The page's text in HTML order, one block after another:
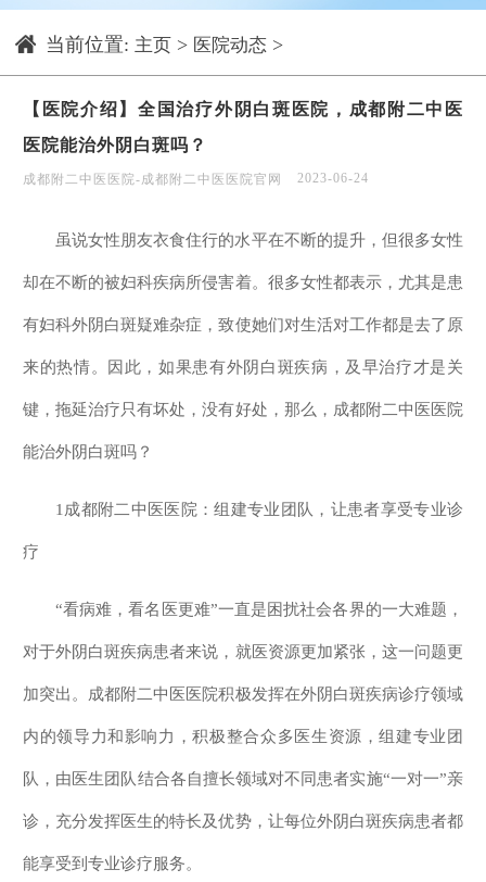
当前位置: 主页 > 医院动态 >
【医院介绍】全国治疗外阴白斑医院，成都附二中医
医院能治外阴白斑吗？
成都附二中医医院-成都附二中医医院官网 2023-06-24
虽说女性朋友衣食住行的水平在不断的提升，但很多女性
却在不断的被妇科疾病所侵害着。很多女性都表示，尤其是患
有妇科外阴白斑疑难杂症，致使她们对生活对工作都是去了原
来的热情。因此，如果患有外阴白斑疾病，及早治疗才是关
键，拖延治疗只有坏处，没有好处，那么，成都附二中医医院
能治外阴白斑吗？
1成都附二中医医院：组建专业团队，让患者享受专业诊
疗
“看病难，看名医更难”一直是困扰社会各界的一大难题，
对于外阴白斑疾病患者来说，就医资源更加紧张，这一问题更
加突出。成都附二中医医院积极发挥在外阴白斑疾病诊疗领域
内的领导力和影响力，积极整合众多医生资源，组建专业团
队，由医生团队结合各自擅长领域对不同患者实施“一对一”亲
诊，充分发挥医生的特长及优势，让每位外阴白斑疾病患者都
能享受到专业诊疗服务。